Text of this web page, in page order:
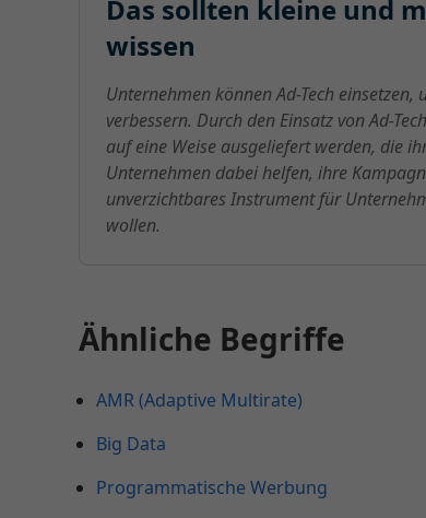
Das sollten kleine und
wissen
Unternehmen können Ad-Tech
verbessern. Durch den Einsatz von Ad-
auf eine Weise ausgeliefert werden, die
Unternehmen dabei helfen, ihre
unverzichtbares Instrument für
wollen.
Ähnliche Begriffe
AMR (Adaptive Multirate)
Big Data
Programmatische Werbung